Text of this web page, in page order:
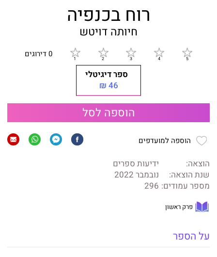
רוח בכנפיה
חיותה דויטש
0 דירוגים
ספר דיגיטלי
46 ₪
הוספה לסל
הוספה למועדפים
הוצאה:
ידיעות ספרים
שנת הוצאה:
נובמבר 2022
מספר עמודים: 296
פרק ראשון
על הספר